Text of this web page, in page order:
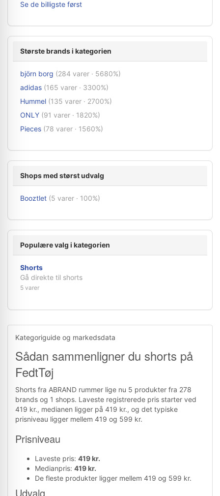
Se de billigste først
Største brands i kategorien
björn borg (284 varer · 5680%)
adidas (165 varer · 3300%)
Hummel (135 varer · 2700%)
ONLY (91 varer · 1820%)
Pieces (78 varer · 1560%)
Shops med størst udvalg
Booztlet (5 varer · 100%)
Populære valg i kategorien
Shorts
Gå direkte til shorts
5 varer
Kategoriguide og markedsdata
Sådan sammenligner du shorts på
FedtTøj
Shorts fra ABRAND rummer lige nu 5 produkter fra 278
brands og 1 shops. Laveste registrerede pris starter ved
419 kr., medianen ligger på 419 kr., og det typiske
prisniveau ligger mellem 419 og 599 kr.
Prisniveau
Laveste pris: 419 kr.
Medianpris: 419 kr.
De fleste produkter ligger mellem 419 og 599 kr.
Udvalg